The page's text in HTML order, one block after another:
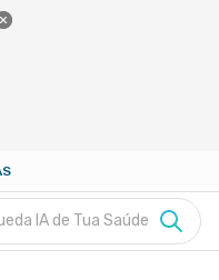
IA de Tua Saúde